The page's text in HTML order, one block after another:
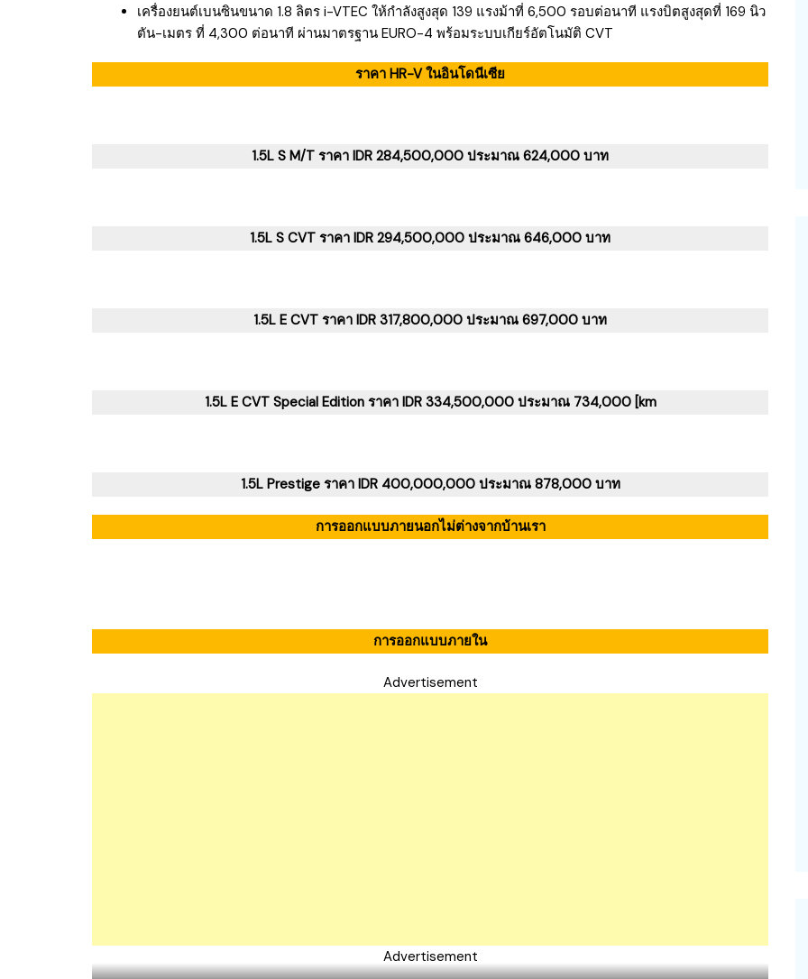
เครื่องยนต์เบนซินขนาด 1.8 ลิตร i-VTEC ให้กำลังสูงสุด 139 แรงม้าที่ 6,500 รอบต่อนาที แรงบิตสูงสุดที่ 169 นิว
ตัน-เมตร ที่ 4,300 ต่อนาที ผ่านมาตรฐาน EURO-4 พร้อมระบบเกียร์อัตโนมัติ CVT
ราคา HR-V ในอินโดนีเซีย
1.5L S M/T ราคา IDR 284,500,000 ประมาณ 624,000 บาท
1.5L S CVT ราคา IDR 294,500,000 ประมาณ 646,000 บาท
1.5L E CVT ราคา IDR 317,800,000 ประมาณ 697,000 บาท
1.5L E CVT Special Edition ราคา IDR 334,500,000 ประมาณ 734,000 [km
1.5L Prestige ราคา IDR 400,000,000 ประมาณ 878,000 บาท
การออกแบบภายนอกไม่ต่างจากบ้านเรา
การออกแบบภายใน
Advertisement
Advertisement